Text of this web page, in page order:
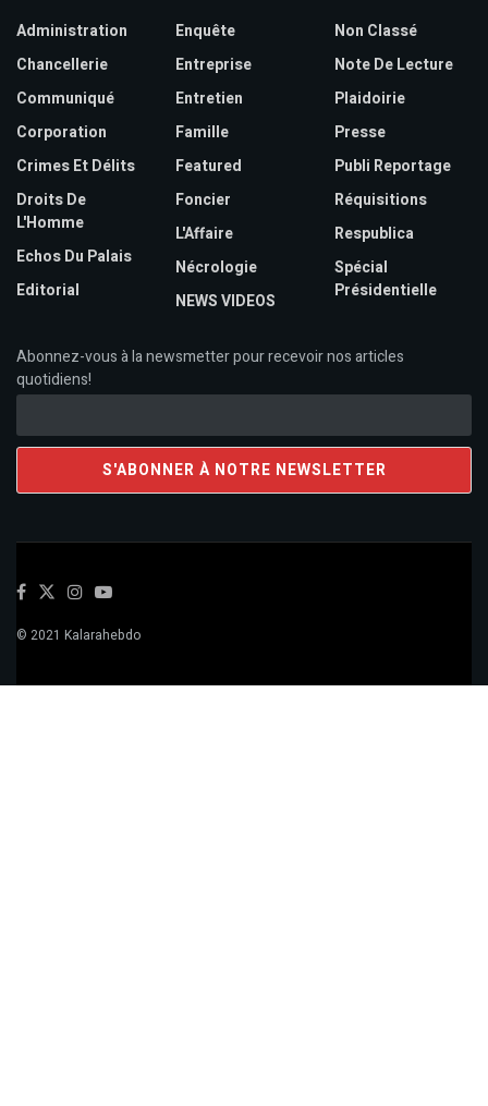
Administration
Chancellerie
Communiqué
Corporation
Crimes Et Délits
Droits De
L'Homme
Echos Du Palais
Editorial
Enquête
Entreprise
Entretien
Famille
Featured
Foncier
L'Affaire
Nécrologie
NEWS VIDEOS
Non Classé
Note De Lecture
Plaidoirie
Presse
Publi Reportage
Réquisitions
Respublica
Spécial
Présidentielle
Abonnez-vous à la newsmetter pour recevoir nos articles
quotidiens!
© 2021 Kalarahebdo